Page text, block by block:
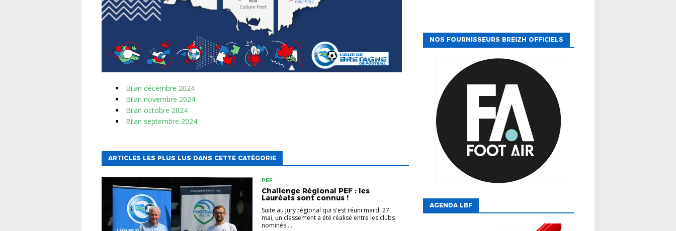
Bilan décembre 2024
Bilan novembre 2024
Bilan octobre 2024
Bilan septembre 2024
ARTICLES LES PLUS LUS DANS CETTE CATÉGORIE
PEF
Challenge Régional PEF : les
Lauréats sont connus !
Suite au jury régional qui s'est réuni mardi 27
mai, un classement a été réalisé entre les clubs
nominés ...
NOS FOURNISSEURS BREIZH OFFICIELS
AGENDA LBF